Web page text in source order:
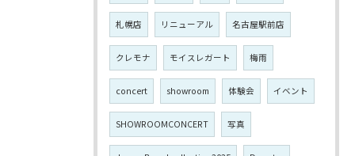
札幌店 リニューアル 名古屋駅前店
クレモナ モイスレガート 梅雨
concert showroom 体験会 イベント
SHOWROOMCONCERT 写真